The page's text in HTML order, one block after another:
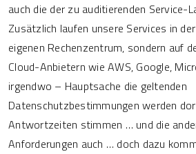
auch die der zu auditierenden Service-
Zusätzlich laufen unsere Services in
eigenen Rechenzentrum, sondern auf
Cloud-Anbietern wie AWS, Google,
irgendwo – Hauptsache die geltenden
Datenschutzbestimmungen werden
Antwortzeiten stimmen … und die
Anforderungen auch … doch dazu